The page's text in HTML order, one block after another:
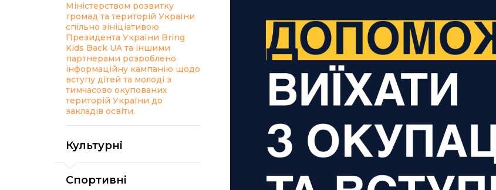
Міністерством розвитку
громад та територій України
спільно зініціативою
Президента України Bring
Kids Back UA та іншими
партнерами розроблено
інформаційну кампанію щодо
вступу дітей та молоді з
тимчасово окупованих
територій України до
закладів освіти.
Культурні
Спортивні